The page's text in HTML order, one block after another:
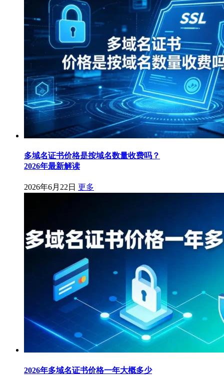
多域名证书价格是按域名数量收费吗？
2026年最新解读
2026年6月22日 更多
2026年多域名证书价格一年大概多少